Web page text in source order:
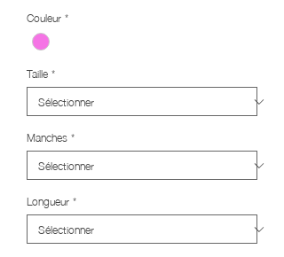
Couleur*
Taille*
Manches*
Longueur*